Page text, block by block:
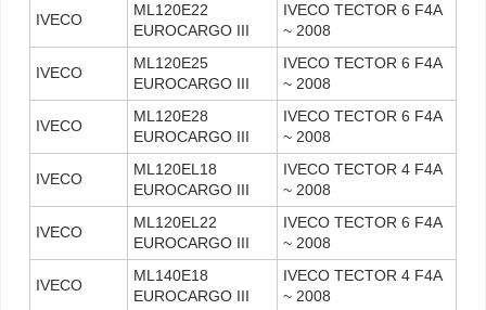
IVECO
ML120E22
EUROCARGO III
IVECO TECTOR 6 F4A
~ 2008
IVECO
ML120E25
EUROCARGO III
IVECO TECTOR 6 F4A
~ 2008
IVECO
ML120E28
EUROCARGO III
IVECO TECTOR 6 F4A
~ 2008
IVECO
ML120EL18
EUROCARGO III
IVECO TECTOR 4 F4A
~ 2008
IVECO
ML120EL22
EUROCARGO III
IVECO TECTOR 6 F4A
~ 2008
IVECO
ML140E18
EUROCARGO III
IVECO TECTOR 4 F4A
~ 2008